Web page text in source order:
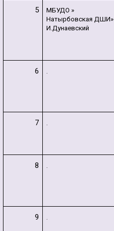
5
МБУДО »
Натырбовская ДШИ»
И.Дунаевский
6 .
7 .
8 .
9 .